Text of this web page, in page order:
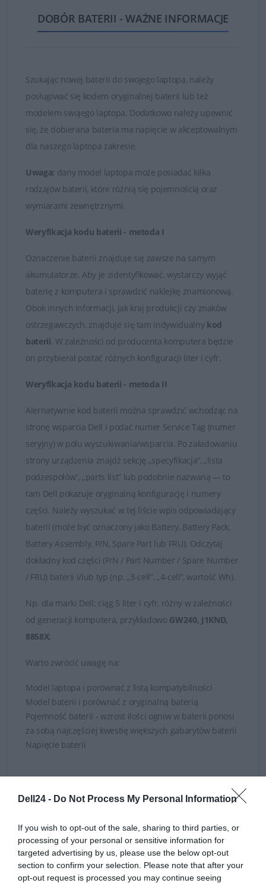
Dell24 - Do Not Process My Personal Information
If you wish to opt-out of the sale, sharing to third parties, or
processing of your personal or sensitive information for
targeted advertising by us, please use the below opt-out
section to confirm your selection. Please note that after your
opt-out request is processed you may continue seeing
Dzięki temu zakupione baterie są w stanie działać długo
i bezawaryjnie.
są bardzo słabej jakości!
Baterie, które znajduje się w ofercie sklepu DELL24 są
oryginalnymi częściami zamiennymi lub wysokiej jakości
zamiennikami takich firm jak Dell, Green Cell czy
Whitenergy. Tylko markowe produkty spełniają
najwyższe standardy jakości i posiadają certyfikaty FCC,
CE i ROHS.
Łatwy kontakt i fachowa obsługa
W przypadku jakichkolwiek wątpliwości i problemów z
doborem baterii do posiadanego laptopa, zawsze mogą
Państwo skontaktować się z naszymi Doradcami, którzy
udzielą fachowej i wyczerpującej porady. Na przesłane
zapytania odpowiadamy rzetelnie i bez zbędnej zwłoki.
Satysfakcja z zakupu jest dla nas najważniejsza.
Dobór baterii do laptopów DELL
DOBÓR BATERII - WAŻNE INFORMACJE
Szukając nowej baterii do swojego laptopa, należy
posługiwać się kodem oryginalnej baterii lub też
modelem swojego laptopa. Dodatkowo należy upewnić
się, że dobierana bateria ma napięcie w akceptowalnym
dla naszego laptopa zakresie.
Uwaga: dany model laptopa może posiadać kilka
rodzajów baterii, które różnią się pojemnością oraz
wymiarami zewnętrznymi.
Weryfikacja kodu baterii - metoda I
Oznaczenie baterii znajduje się zawsze na samym
akumulatorze. Aby je zidentyfikować, wystarczy wyjąć
baterię z komputera i sprawdzić naklejkę znamionową.
Obok innych informacji, jak kraj produkcji czy znaków
ostrzegawczych, znajduje się tam indywidualny kod
baterii. W zależności od producenta komputera będzie
on przybierał postać różnych konfiguracji liter i cyfr.
Weryfikacja kodu baterii - metoda II
Alernatywnie kod baterii można sprawdzić wchodząc na
stronę wsparcia Dell i podać numer Service Tag (numer
seryjny) w polu wyszukiwania/wsparcia. Po załadowaniu
strony urządzenia znajdź sekcję „specyfikacja”, „lista
podzespołów”, „parts list” lub podobnie nazwaną — to
tam Dell pokazuje oryginalną konfigurację i numery
części. Należy wyszukać w tej liście wpis odpowiadający
baterii (może być oznaczony jako Battery, Battery Pack,
Battery Assembly, P/N, Spare Part lub FRU). Odczytaj
dokładny kod części (P/N / Part Number / Spare Number
/ FRU) baterii i/lub typ (np. „3-cell”, „4-cell”, wartość Wh).
Np. dla marki Dell: ciąg 5 liter i cyfr, różny w zależności
od generacji komputera, przykładowo GW240, J1KND,
8858X;
Warto zwrócić uwagę na:
Model laptopa i porównać z listą kompatybilności
Model baterii i porównać z oryginalną baterią
Pojemność baterii - wzrost ilości ogniw w baterii ponosi
za sobą najczęściej kwestię większych gabarytów baterii
Napięcie baterii
naszych Doradców, którzy służą swoją fachową
i mailowy.